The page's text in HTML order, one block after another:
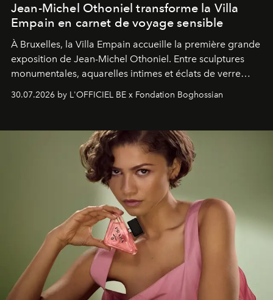
Jean-Michel Othoniel transforme la Villa
Empain en carnet de voyage sensible
À Bruxelles, la Villa Empain accueille la première grande
exposition de Jean-Michel Othoniel. Entre sculptures
monumentales, aquarelles intimes et éclats de verre
soufflé, l’artiste français compose un itinéraire
émotionnel où chaque œuvre devient le souvenir
émerveillement.
30.07.2026 by L'OFFICIEL BE x Fondation Boghossian